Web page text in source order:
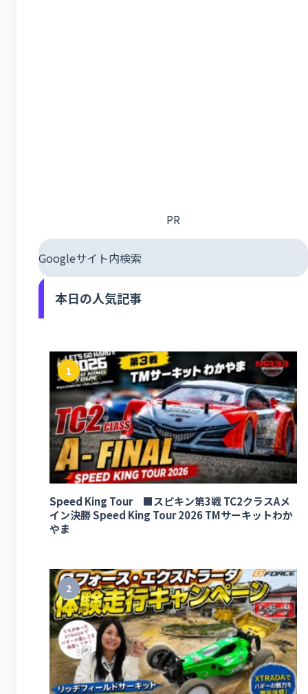
PR
Googleサイト内検索
本日の人気記事
1
Speed King Tour ■スピキン第3戦 TC2クラスAメ
イン決勝 Speed King Tour 2026 TMサーキットわか
やま
2